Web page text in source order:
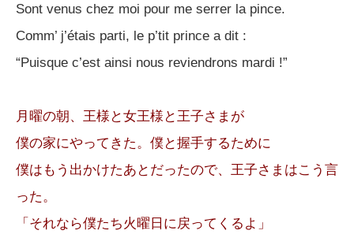
Sont venus chez moi pour me serrer la pince.
Comm’ j’étais parti, le p’tit prince a dit :
“Puisque c’est ainsi nous reviendrons mardi !”
月曜の朝、王様と女王様と王子さまが
僕の家にやってきた。僕と握手するために
僕はもう出かけたあとだったので、王子さまはこう言
った。
「それなら僕たち火曜日に戻ってくるよ」